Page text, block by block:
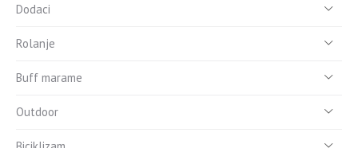
Dodaci
Rolanje
Buff marame
Outdoor